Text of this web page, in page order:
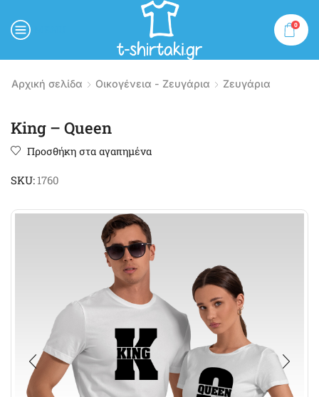
0
Αρχική σελίδα Οικογένεια - Ζευγάρια Ζευγάρια
King – Queen
Προσθήκη στα αγαπημένα
SKU: 1760